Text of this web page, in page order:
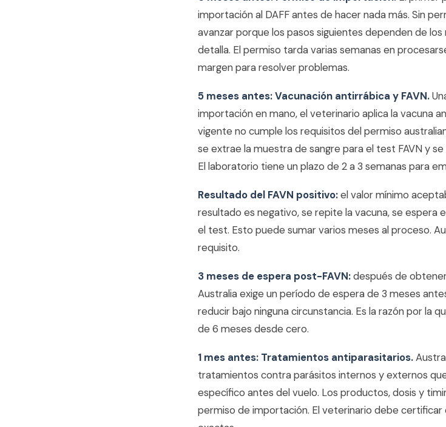
importación al DAFF antes de hacer nada más. Sin
avanzar porque los pasos siguientes dependen de
detalla. El permiso tarda varias semanas en
margen para resolver problemas.
5 meses antes: Vacunación antirrábica y FAVN.
importación en mano, el veterinario aplica la vacuna
vigente no cumple los requisitos del permiso
se extrae la muestra de sangre para el test FAVN y
El laboratorio tiene un plazo de 2 a 3 semanas para
Resultado del FAVN positivo:el valor mínimo
resultado es negativo, se repite la vacuna, se
el test. Esto puede sumar varios meses al proceso.
requisito.
3 meses de espera post-FAVN:después de
Australia exige un período de espera de 3 meses
reducir bajo ninguna circunstancia. Es la razón por la
de 6 meses desde cero.
1 mes antes: Tratamientos antiparasitarios.
tratamientos contra parásitos internos y externos
específico antes del vuelo. Los productos, dosis y
permiso de importación. El veterinario debe